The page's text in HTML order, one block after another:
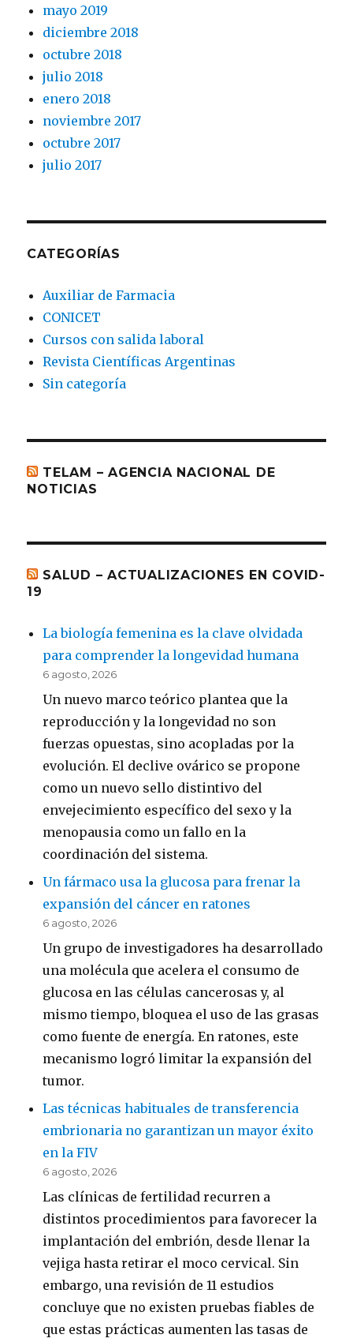
mayo 2019
diciembre 2018
octubre 2018
julio 2018
enero 2018
noviembre 2017
octubre 2017
julio 2017
CATEGORÍAS
Auxiliar de Farmacia
CONICET
Cursos con salida laboral
Revista Científicas Argentinas
Sin categoría
TELAM – AGENCIA NACIONAL DE
NOTICIAS
SALUD – ACTUALIZACIONES EN COVID-
19
La biología femenina es la clave olvidada
para comprender la longevidad humana
6 agosto, 2026
Un nuevo marco teórico plantea que la
reproducción y la longevidad no son
fuerzas opuestas, sino acopladas por la
evolución. El declive ovárico se propone
como un nuevo sello distintivo del
envejecimiento específico del sexo y la
menopausia como un fallo en la
coordinación del sistema.
Un fármaco usa la glucosa para frenar la
expansión del cáncer en ratones
6 agosto, 2026
Un grupo de investigadores ha desarrollado
una molécula que acelera el consumo de
glucosa en las células cancerosas y, al
mismo tiempo, bloquea el uso de las grasas
como fuente de energía. En ratones, este
mecanismo logró limitar la expansión del
tumor.
Las técnicas habituales de transferencia
embrionaria no garantizan un mayor éxito
en la FIV
6 agosto, 2026
Las clínicas de fertilidad recurren a
distintos procedimientos para favorecer la
implantación del embrión, desde llenar la
vejiga hasta retirar el moco cervical. Sin
embargo, una revisión de 11 estudios
concluye que no existen pruebas fiables de
que estas prácticas aumenten las tasas de